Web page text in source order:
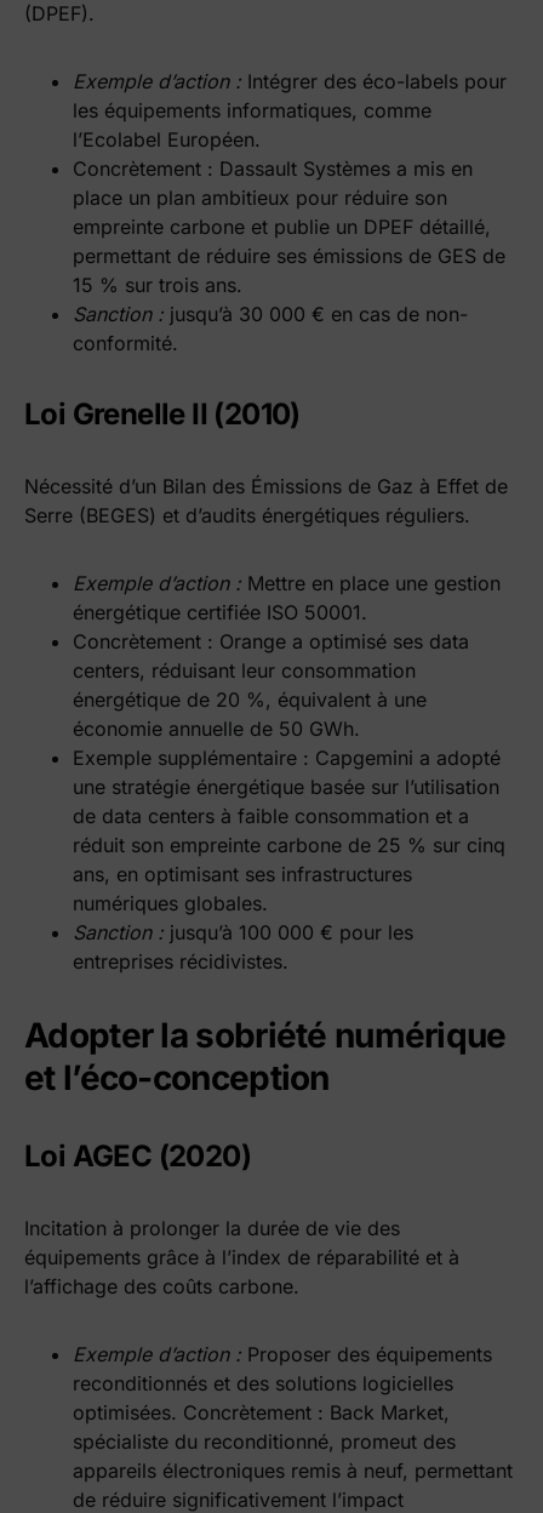
(DPEF).
Exemple d’action : Intégrer des éco-labels pour
les équipements informatiques, comme
l’Ecolabel Européen.
Concrètement : Dassault Systèmes a mis en
place un plan ambitieux pour réduire son
empreinte carbone et publie un DPEF détaillé,
permettant de réduire ses émissions de GES de
15 % sur trois ans.
Sanction : jusqu’à 30 000 € en cas de non-
conformité.
Loi Grenelle II (2010)
Nécessité d’un Bilan des Émissions de Gaz à Effet de
Serre (BEGES) et d’audits énergétiques réguliers.
Exemple d’action : Mettre en place une gestion
énergétique certifiée ISO 50001.
Concrètement : Orange a optimisé ses data
centers, réduisant leur consommation
énergétique de 20 %, équivalent à une
économie annuelle de 50 GWh.
Exemple supplémentaire : Capgemini a adopté
une stratégie énergétique basée sur l’utilisation
de data centers à faible consommation et a
réduit son empreinte carbone de 25 % sur cinq
ans, en optimisant ses infrastructures
numériques globales.
Sanction : jusqu’à 100 000 € pour les
entreprises récidivistes.
Adopter la sobriété numérique
et l’éco-conception
Loi AGEC (2020)
Incitation à prolonger la durée de vie des
équipements grâce à l’index de réparabilité et à
l’affichage des coûts carbone.
Exemple d’action : Proposer des équipements
reconditionnés et des solutions logicielles
optimisées. Concrètement : Back Market,
spécialiste du reconditionné, promeut des
appareils électroniques remis à neuf, permettant
de réduire significativement l’impact